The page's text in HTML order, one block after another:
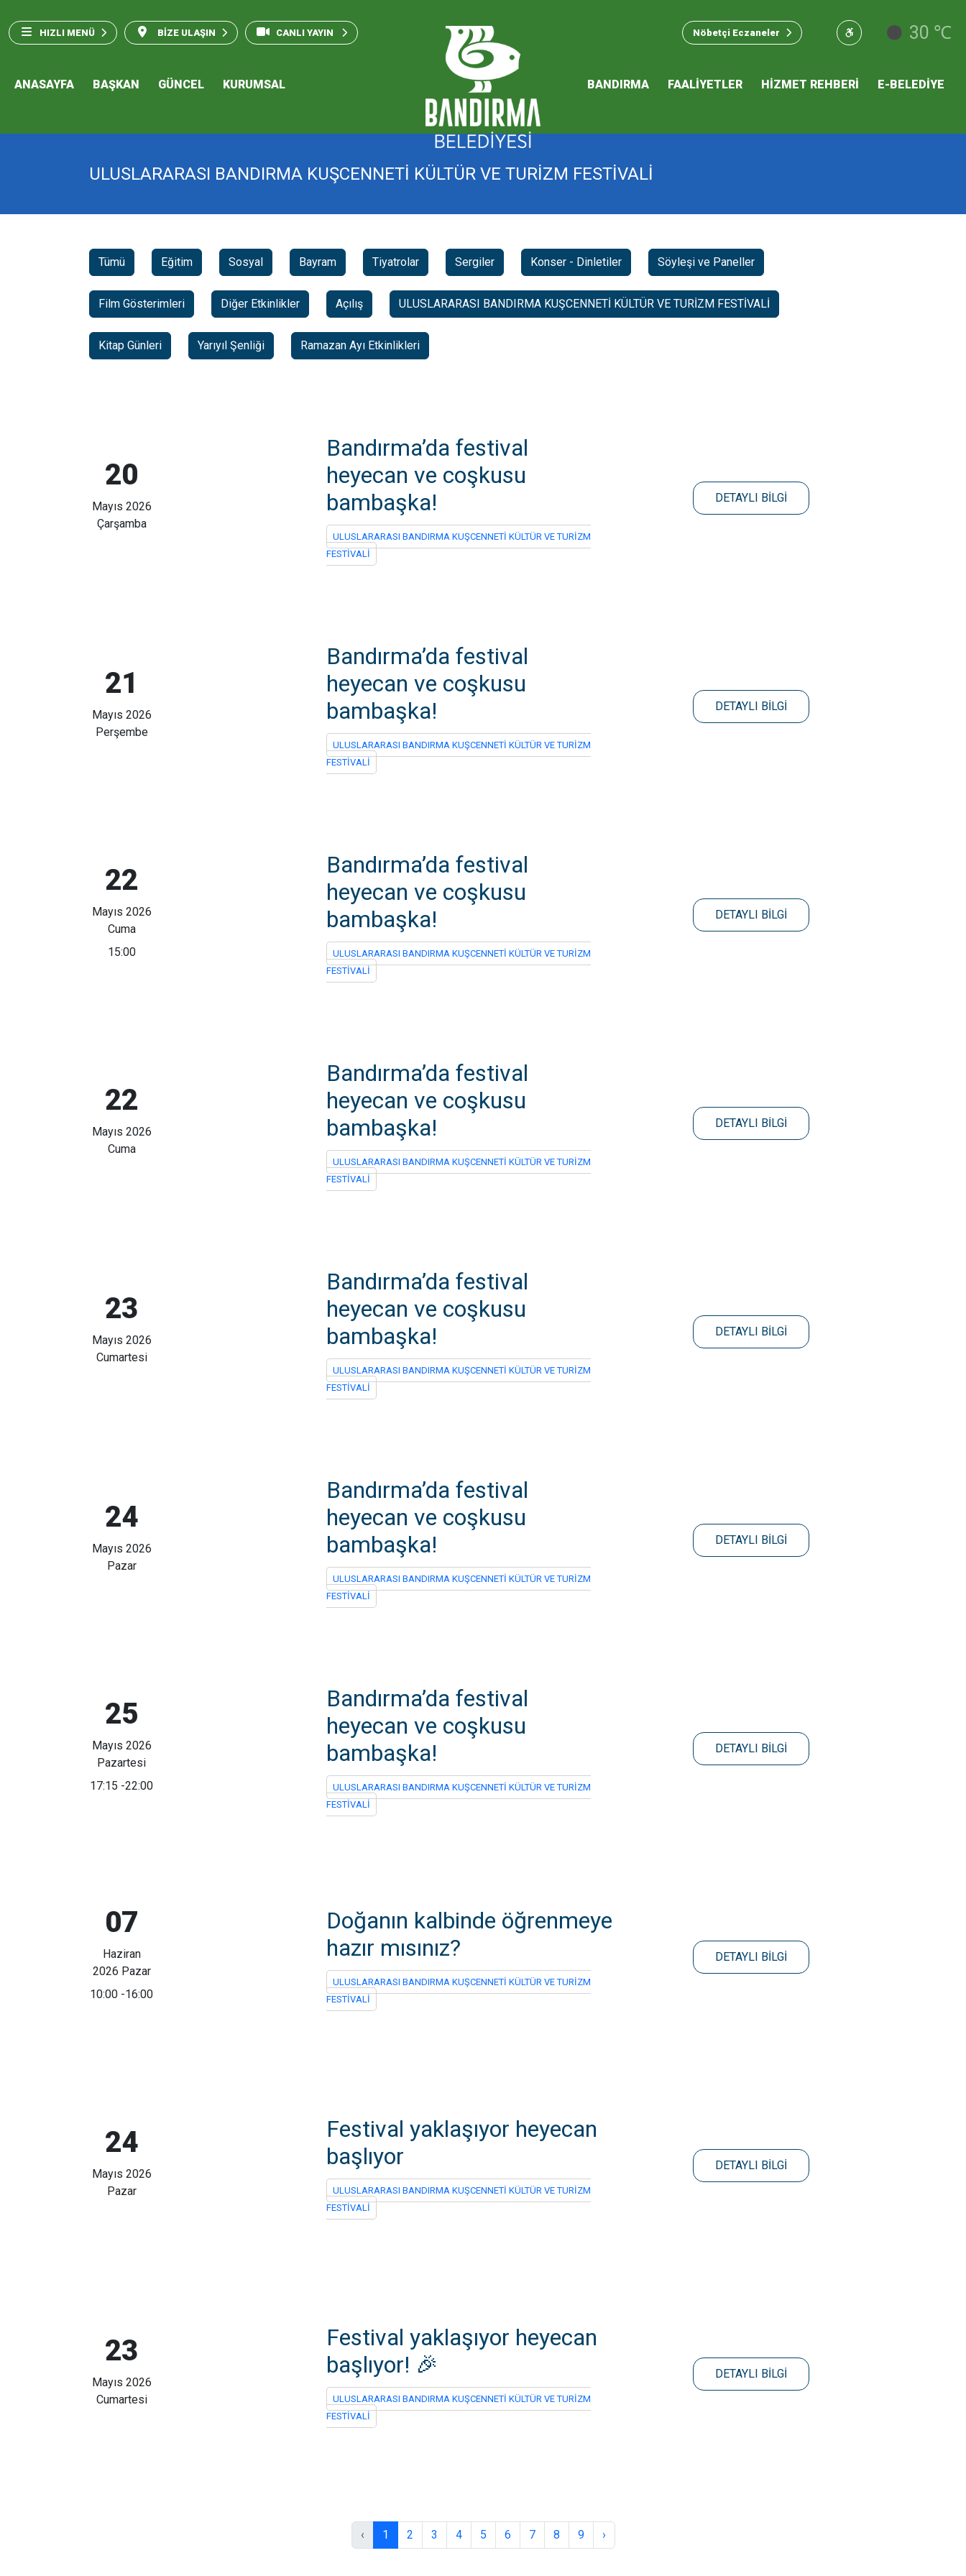
HIZLI MENÜ BİZE ULAŞIN CANLI YAYIN Nöbetçi Eczaneler 30 ℃
ANASAYFA BAŞKAN GÜNCEL KURUMSAL
2026 Performans Programı
BANDIRMA FAALİYETLER HİZMET REHBERİ E-BELEDİYE
ULUSLARARASI BANDIRMA KUŞCENNETİ KÜLTÜR VE TURİZM FESTİVALİ
Tümü Eğitim Sosyal Bayram Tiyatrolar Sergiler Konser - Dinletiler Söyleşi ve Paneller
Film Gösterimleri Diğer Etkinlikler Açılış ULUSLARARASI BANDIRMA KUŞCENNETİ KÜLTÜR VE TURİZM FESTİVALİ
Kitap Günleri Yarıyıl Şenliği Ramazan Ayı Etkinlikleri
20
Mayıs 2026
Çarşamba
Bandırma’da festival
heyecan ve coşkusu
bambaşka!
ULUSLARARASI BANDIRMA KUŞCENNETİ KÜLTÜR VE TURİZM
FESTİVALİ
DETAYLI BİLGİ
21
Mayıs 2026
Perşembe
Bandırma’da festival
heyecan ve coşkusu
bambaşka!
ULUSLARARASI BANDIRMA KUŞCENNETİ KÜLTÜR VE TURİZM
FESTİVALİ
DETAYLI BİLGİ
22
Mayıs 2026
Cuma
15:00
Bandırma’da festival
heyecan ve coşkusu
bambaşka!
ULUSLARARASI BANDIRMA KUŞCENNETİ KÜLTÜR VE TURİZM
FESTİVALİ
DETAYLI BİLGİ
22
Mayıs 2026
Cuma
Bandırma’da festival
heyecan ve coşkusu
bambaşka!
ULUSLARARASI BANDIRMA KUŞCENNETİ KÜLTÜR VE TURİZM
FESTİVALİ
DETAYLI BİLGİ
23
Mayıs 2026
Cumartesi
Bandırma’da festival
heyecan ve coşkusu
bambaşka!
ULUSLARARASI BANDIRMA KUŞCENNETİ KÜLTÜR VE TURİZM
FESTİVALİ
DETAYLI BİLGİ
24
Mayıs 2026
Pazar
Bandırma’da festival
heyecan ve coşkusu
bambaşka!
ULUSLARARASI BANDIRMA KUŞCENNETİ KÜLTÜR VE TURİZM
FESTİVALİ
DETAYLI BİLGİ
25
Mayıs 2026
Pazartesi
17:15 -22:00
Bandırma’da festival
heyecan ve coşkusu
bambaşka!
ULUSLARARASI BANDIRMA KUŞCENNETİ KÜLTÜR VE TURİZM
FESTİVALİ
DETAYLI BİLGİ
07
Haziran
2026 Pazar
10:00 -16:00
Doğanın kalbinde öğrenmeye
hazır mısınız?
ULUSLARARASI BANDIRMA KUŞCENNETİ KÜLTÜR VE TURİZM
FESTİVALİ
DETAYLI BİLGİ
24
Mayıs 2026
Pazar
Festival yaklaşıyor heyecan
başlıyor
ULUSLARARASI BANDIRMA KUŞCENNETİ KÜLTÜR VE TURİZM
FESTİVALİ
DETAYLI BİLGİ
23
Mayıs 2026
Cumartesi
Festival yaklaşıyor heyecan
başlıyor! 🎉
ULUSLARARASI BANDIRMA KUŞCENNETİ KÜLTÜR VE TURİZM
FESTİVALİ
DETAYLI BİLGİ
‹ 1 2 3 4 5 6 7 8 9 ›